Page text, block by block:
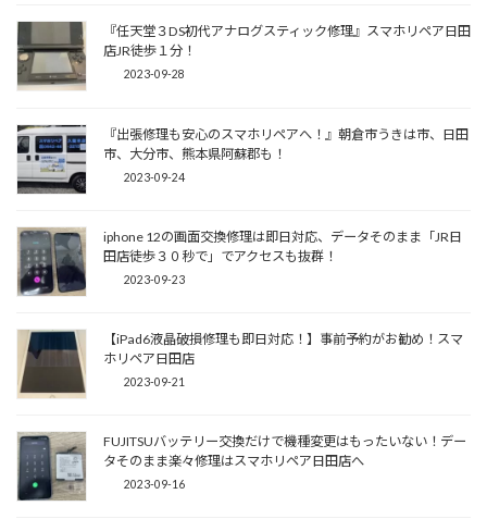
『任天堂３DS初代アナログスティック修理』スマホリペア日田
店JR徒歩１分！
2023-09-28
『出張修理も安心のスマホリペアへ！』朝倉市うきは市、日田
市、大分市、熊本県阿蘇郡も！
2023-09-24
iphone 12の画面交換修理は即日対応、データそのまま「JR日
田店徒歩３０秒で」でアクセスも抜群！
2023-09-23
【iPad6液晶破損修理も即日対応！】事前予約がお勧め！スマ
ホリペア日田店
2023-09-21
FUJITSUバッテリー交換だけで機種変更はもったいない！デー
タそのまま楽々修理はスマホリペア日田店へ
2023-09-16